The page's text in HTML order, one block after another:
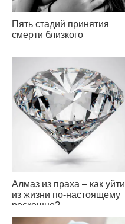
Пять стадий принятия
смерти близкого
Алмаз из праха – как уйти
из жизни по-настоящему
роскошно?